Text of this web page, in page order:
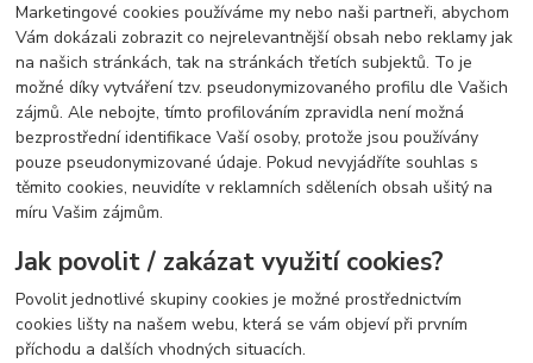
Marketingové cookies používáme my nebo naši partneři, abychom
Vám dokázali zobrazit co nejrelevantnější obsah nebo reklamy jak
na našich stránkách, tak na stránkách třetích subjektů. To je
možné díky vytváření tzv. pseudonymizovaného profilu dle Vašich
zájmů. Ale nebojte, tímto profilováním zpravidla není možná
bezprostřední identifikace Vaší osoby, protože jsou používány
pouze pseudonymizované údaje. Pokud nevyjádříte souhlas s
těmito cookies, neuvidíte v reklamních sděleních obsah ušitý na
míru Vašim zájmům.
Jak povolit / zakázat využití cookies?
Povolit jednotlivé skupiny cookies je možné prostřednictvím
cookies lišty na našem webu, která se vám objeví při prvním
příchodu a dalších vhodných situacích.